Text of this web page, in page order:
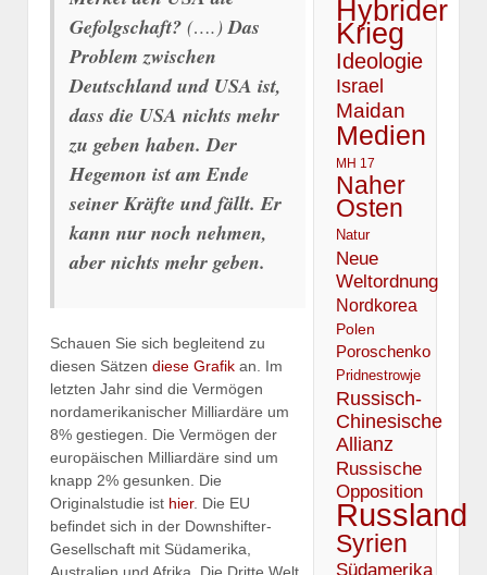
Gefolgschaft? (….)Das
Problem zwischen
Deutschland und USA ist,
dass die USA nichts mehr
zu geben haben. Der
Hegemon ist am Ende
seiner Kräfte und fällt. Er
kann nur noch nehmen,
aber nichts mehr geben.
Schauen Sie sich begleitend zu
diesen Sätzen diese Grafik an. Im
letzten Jahr sind die Vermögen
nordamerikanischer Milliardäre um
8% gestiegen. Die Vermögen der
europäischen Milliardäre sind um
knapp 2% gesunken. Die
Originalstudie ist hier. Die EU
befindet sich in der Downshifter-
Gesellschaft mit Südamerika,
Hybrider
Krieg
Ideologie
Israel
Maidan
Medien
MH 17
Naher
Osten
Natur
Neue
Weltordnung
Nordkorea
Polen
Poroschenko
Pridnestrowje
Russisch-
Chinesische
Allianz
Russische
Opposition
Russland
Syrien
Südamerika